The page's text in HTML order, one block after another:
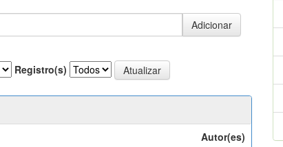
Registro(s)
Autor(es)